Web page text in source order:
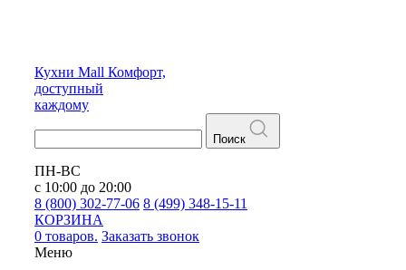
Кухни Mall Комфорт,
доступный
каждому
Поиск
ПН-ВС
с 10:00 до 20:00
8 (800) 302-77-06 8 (499) 348-15-11
КОРЗИНА
0 товаров. Заказать звонок
Меню